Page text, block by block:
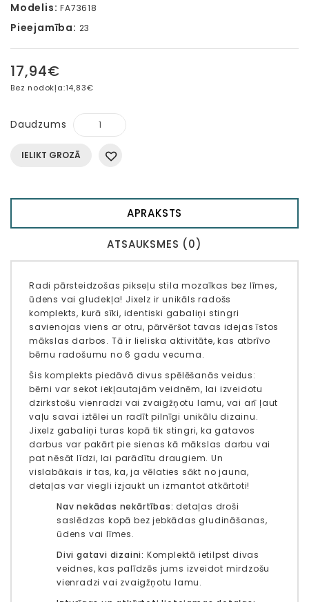
Modelis: FA73618
Pieejamība: 23
17,94€
Bez nodokļa:14,83€
Daudzums
IELIKT GROZĀ
APRAKSTS
ATSAUKSMES (0)
Radi pārsteidzošas pikseļu stila mozaīkas bez līmes,
ūdens vai gludekļa! Jixelz ir unikāls radošs
komplekts, kurā sīki, identiski gabaliņi stingri
savienojas viens ar otru, pārvēršot tavas idejas īstos
mākslas darbos. Tā ir lieliska aktivitāte, kas atbrīvo
bērnu radošumu no 6 gadu vecuma.
Šis komplekts piedāvā divus spēlēšanās veidus:
bērni var sekot iekļautajām veidnēm, lai izveidotu
dzirkstošu vienradzi vai zvaigžņotu lamu, vai arī ļaut
vaļu savai iztēlei un radīt pilnīgi unikālu dizainu.
Jixelz gabaliņi turas kopā tik stingri, ka gatavos
darbus var pakārt pie sienas kā mākslas darbu vai
pat nēsāt līdzi, lai parādītu draugiem. Un
vislabākais ir tas, ka, ja vēlaties sākt no jauna,
detaļas var viegli izjaukt un izmantot atkārtoti!
Nav nekādas nekārtības: detaļas droši
saslēdzas kopā bez jebkādas gludināšanas,
ūdens vai līmes.
Divi gatavi dizaini: Komplektā ietilpst divas
veidnes, kas palīdzēs jums izveidot mirdzošu
vienradzi vai zvaigžņotu lamu.